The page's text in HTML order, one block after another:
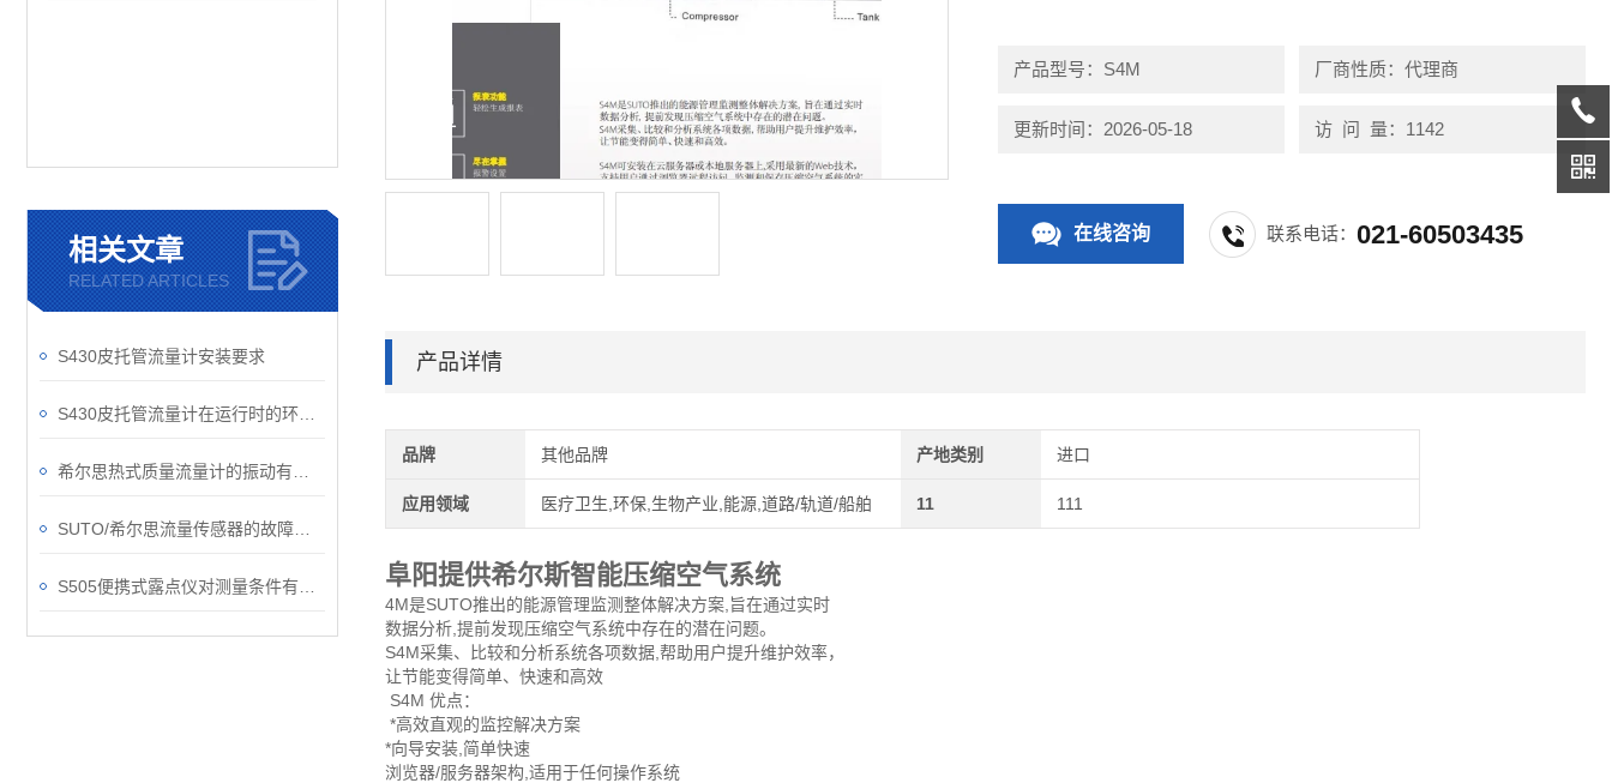
相关文章
RELATED ARTICLES
S430皮托管流量计安装要求
产品型号：S4M 厂商性质：代理商
更新时间：2026-05-18 访 问 量：1142
在线咨询 联系电话：021-60503435
产品详情
品牌 其他品牌 产地类别 进口
应用领域 医疗卫生,环保,生物产业,能源,道路/轨道/船舶 11 111
阜阳提供希尔斯智能压缩空气系统
4M是SUTO推出的能源管理监测整体解决方案,旨在通过实时
数据分析,提前发现压缩空气系统中存在的潜在问题。
S4M采集、比较和分析系统各项数据,帮助用户提升维护效率，
让节能变得简单、快速和高效
S4M 优点：
*高效直观的监控解决方案
*向导安装,简单快速
浏览器/服务器架构,适用于任何操作系统